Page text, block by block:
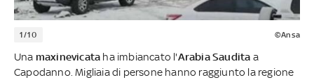
1/10 ©Ansa
Una maxinevicata ha imbiancato l'Arabia Saudita a
Capodanno. Migliaia di persone hanno raggiunto la regione